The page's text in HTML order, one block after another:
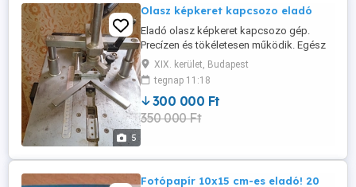
5
Olasz képkeret kapcsozo eladó
Eladó olasz képkeret kapcsozo gép.
Precízen és tökéletesen működik. Egész
napos munkavégzésre alkalmas. Nem
post zom sehova Csak személyes átvétel
lehetséges. Érdeklődni lehet.0620-428-
9538.
XIX. kerület, Budapest
tegnap 11:18
300 000 Ft
350 000 Ft
Fotópapír 10x15 cm-es eladó! 20